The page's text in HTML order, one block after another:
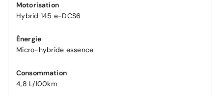
Motorisation
Hybrid 145 e-DCS6
Énergie
Micro-hybride essence
Consommation
4,8 L/100km